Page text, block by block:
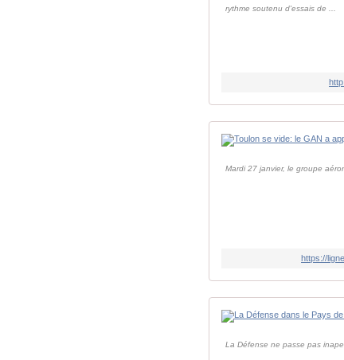
rythme soutenu d'essais de ...
Mardi 27 janvier, le groupe
https://
La Défense ne passe pas